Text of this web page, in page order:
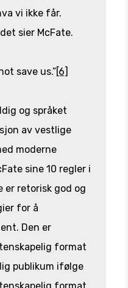
vi ikke får.
sier McFate.
save us.”[6]
og språket
av vestlige
moderne
sine 10 regler i
er retorisk god og
for å
Den er
format
publikum ifølge
format